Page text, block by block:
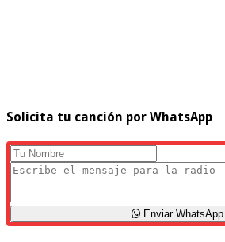
Solicita tu canción por WhatsApp
Enviar WhatsApp